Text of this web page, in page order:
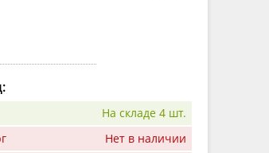
На складе 4 шт.
Нет в наличии